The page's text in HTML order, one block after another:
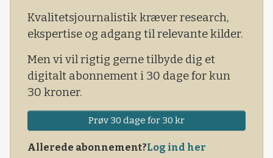
Kvalitetsjournalistik kræver research,
ekspertise og adgang til relevante kilder.
Men vi vil rigtig gerne tilbyde dig et
digitalt abonnement i 30 dage for kun
30 kroner.
Prøv 30 dage for 30 kr
Allerede abonnement?Log ind her